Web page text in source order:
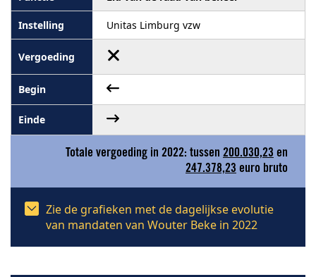
Unitas Limburg vzw
Totale vergoeding in 2022: tussen 200.030,23 en
247.378,23 euro bruto
Zie de grafieken met de dagelijkse evolutie
van mandaten van Wouter Beke in 2022